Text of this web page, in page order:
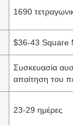
1690
$36-43 Square
Συσκευασία
απαίτηση του
23-29 ημέρες